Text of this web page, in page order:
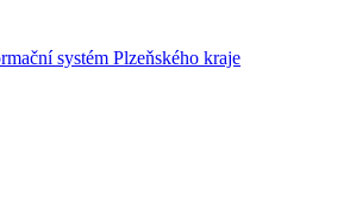
systém Plzeňského kraje